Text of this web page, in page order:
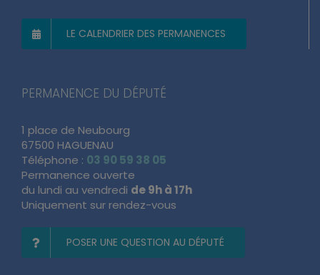
LE CALENDRIER DES PERMANENCES
PERMANENCE DU DÉPUTÉ
1 place de Neubourg
67500 HAGUENAU
Téléphone : 03 90 59 38 05
Permanence ouverte
du lundi au vendredi de 9h à 17h
Uniquement sur rendez-vous
POSER UNE QUESTION AU DÉPUTÉ